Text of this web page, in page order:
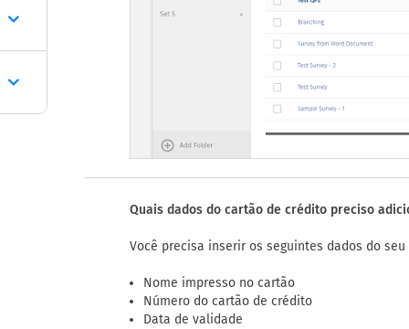
Quais dados do cartão de crédito preciso
Você precisa inserir os seguintes dados do
Nome impresso no cartão
Número do cartão de crédito
Data de validade